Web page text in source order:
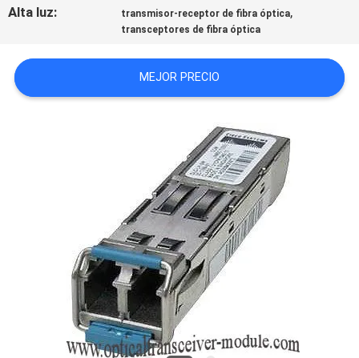
CASOS
POLÍTICA
PRIVACIDAD
Alta luz: transmisor-receptor de fibra óptica,
transceptores de fibra óptica
MEJOR PRECIO